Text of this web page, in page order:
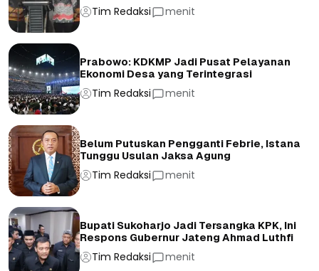
Tim Redaksi menit
Prabowo: KDKMP Jadi Pusat Pelayanan
Ekonomi Desa yang Terintegrasi
Tim Redaksi menit
Belum Putuskan Pengganti Febrie, Istana
Tunggu Usulan Jaksa Agung
Tim Redaksi menit
Bupati Sukoharjo Jadi Tersangka KPK, Ini
Respons Gubernur Jateng Ahmad Luthfi
Tim Redaksi menit